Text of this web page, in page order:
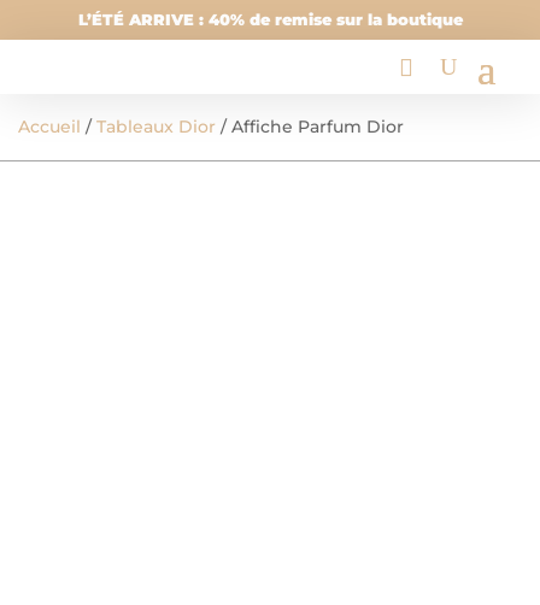
L’ÉTÉ ARRIVE : 40% de remise sur la boutique
Accueil /Tableaux Dior / Affiche Parfum Dior